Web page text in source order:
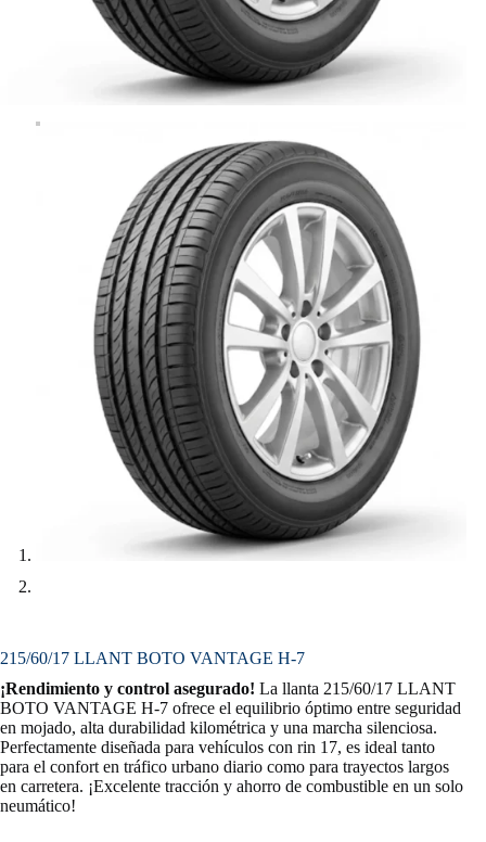
215/60/17 LLANT BOTO VANTAGE H-7
¡Rendimiento y control asegurado! La llanta 215/60/17 LLANT
BOTO VANTAGE H-7 ofrece el equilibrio óptimo entre seguridad
en mojado, alta durabilidad kilométrica y una marcha silenciosa.
Perfectamente diseñada para vehículos con rin 17, es ideal tanto
para el confort en tráfico urbano diario como para trayectos largos
en carretera. ¡Excelente tracción y ahorro de combustible en un solo
neumático!